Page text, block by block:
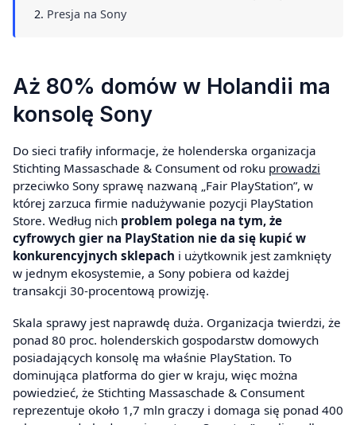
Presja na Sony
Aż 80% domów w Holandii ma
konsolę Sony
Do sieci trafiły informacje, że holenderska organizacja
Stichting Massaschade & Consument od roku prowadzi
przeciwko Sony sprawę nazwaną „Fair PlayStation”, w
której zarzuca firmie nadużywanie pozycji PlayStation
Store. Według nich problem polega na tym, że
cyfrowych gier na PlayStation nie da się kupić w
konkurencyjnych sklepach i użytkownik jest zamknięty
w jednym ekosystemie, a Sony pobiera od każdej
transakcji 30-procentową prowizję.
Skala sprawy jest naprawdę duża. Organizacja twierdzi, że
ponad 80 proc. holenderskich gospodarstw domowych
posiadających konsolę ma właśnie PlayStation. To
dominująca platforma do gier w kraju, więc można
powiedzieć, że Stichting Massaschade & Consument
reprezentuje około 1,7 mln graczy i domaga się ponad 400